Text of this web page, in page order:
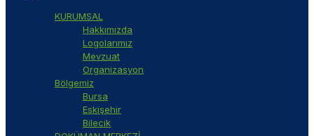
KURUMSAL
Hakkımızda
Logolarımız
Mevzuat
Organizasyon
Bölgemiz
Bursa
Eskişehir
Bilecik